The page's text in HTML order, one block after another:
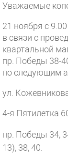
Уважаемые
21 ноября с
в связи с
квартальной
пр. Победы 38-
по следующим
ул.
4-я Пятилетка
пр. Победы 34,
13), 38, 40.